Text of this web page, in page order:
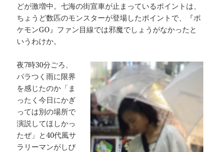
どが激増中。七海の街宣車が止まっているポイントは、
ちょうど数匹のモンスターが登場したポイントで、『ポ
ケモンGO』ファン目線では邪魔でしょうがなかったと
いうわけか。
夜7時30分ごろ、
パラつく雨に限界
を感じたのか「ま
ったく今日にかぎ
っては別の場所で
演説してほしかっ
たぜ」と40代風サ
ラリーマンがしび